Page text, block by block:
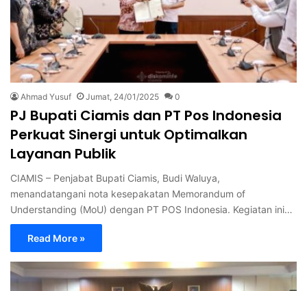
Ahmad Yusuf Jumat, 24/01/2025 0
PJ Bupati Ciamis dan PT Pos Indonesia
Perkuat Sinergi untuk Optimalkan
Layanan Publik
CIAMIS – Penjabat Bupati Ciamis, Budi Waluya,
menandatangani nota kesepakatan Memorandum of
Understanding (MoU) dengan PT POS Indonesia. Kegiatan ini…
Read More »